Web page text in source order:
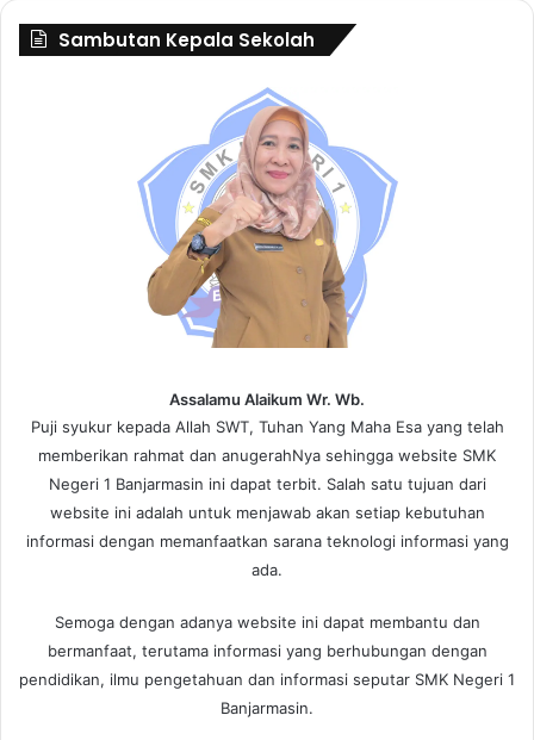
Sambutan Kepala Sekolah
Assalamu Alaikum Wr. Wb.
Puji syukur kepada Allah SWT, Tuhan Yang Maha Esa yang telah
memberikan rahmat dan anugerahNya sehingga website SMK
Negeri 1 Banjarmasin ini dapat terbit. Salah satu tujuan dari
website ini adalah untuk menjawab akan setiap kebutuhan
informasi dengan memanfaatkan sarana teknologi informasi yang
ada.
Semoga dengan adanya website ini dapat membantu dan
bermanfaat, terutama informasi yang berhubungan dengan
pendidikan, ilmu pengetahuan dan informasi seputar SMK Negeri 1
Banjarmasin.